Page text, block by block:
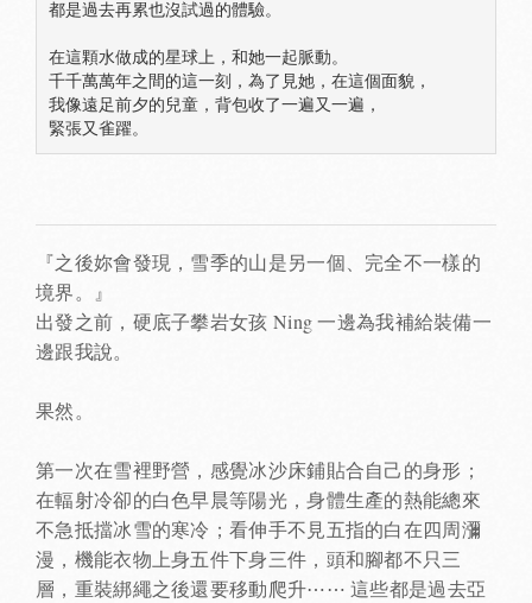
都是過去再累也沒試過的體驗。
在這顆水做成的星球上，和她一起脈動。
千千萬萬年之間的這一刻，為了見她，在這個面貌，
我像遠足前夕的兒童，背包收了一遍又一遍，
『之後妳會發現，雪季的山是另一個、完全不一樣的
境界。』
出發之前，硬底子攀岩女孩 Ning 一邊為我補給裝備一
邊跟我說。
果然。
第一次在雪裡野營，感覺冰沙床鋪貼合自己的身形；
在輻射冷卻的白色早晨等陽光，身體生產的熱能總來
不急抵擋冰雪的寒冷；看伸手不見五指的白在四周瀰
漫，機能衣物上身五件下身三件，頭和腳都不只三
層，重裝綁繩之後還要移動爬升⋯⋯ 這些都是過去亞